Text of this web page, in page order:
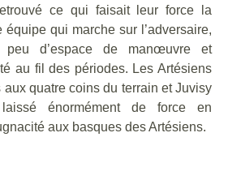
ce qui faisait leur force la
qui marche sur l’adversaire,
d’espace de manœuvre et
au fil des périodes. Les Artésiens
quatre coins du terrain et Juvisy
énormément de force en
aux basques des Artésiens.